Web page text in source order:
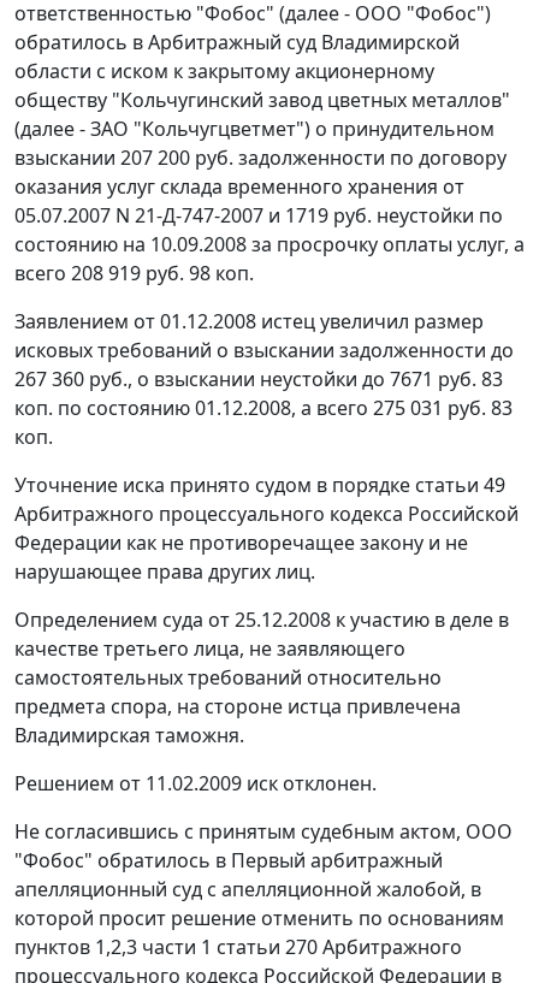
ответственностью "Фобос" (далее - ООО "Фобос")
обратилось в Арбитражный суд Владимирской
области с иском к закрытому акционерному
обществу "Кольчугинский завод цветных металлов"
(далее - ЗАО "Кольчугцветмет") о принудительном
взыскании 207 200 руб. задолженности по договору
оказания услуг склада временного хранения от
05.07.2007 N 21-Д-747-2007 и 1719 руб. неустойки по
состоянию на 10.09.2008 за просрочку оплаты услуг, а
всего 208 919 руб. 98 коп.
Заявлением от 01.12.2008 истец увеличил размер
исковых требований о взыскании задолженности до
267 360 руб., о взыскании неустойки до 7671 руб. 83
коп. по состоянию 01.12.2008, а всего 275 031 руб. 83
коп.
Уточнение иска принято судом в порядке статьи 49
Арбитражного процессуального кодекса Российской
Федерации как не противоречащее закону и не
нарушающее права других лиц.
Определением суда от 25.12.2008 к участию в деле в
качестве третьего лица, не заявляющего
самостоятельных требований относительно
предмета спора, на стороне истца привлечена
Владимирская таможня.
Решением от 11.02.2009 иск отклонен.
Не согласившись с принятым судебным актом, ООО
"Фобос" обратилось в Первый арбитражный
апелляционный суд с апелляционной жалобой, в
которой просит решение отменить по основаниям
пунктов 1,2,3 части 1 статьи 270Арбитражного
процессуального кодекса Российской Федерации в